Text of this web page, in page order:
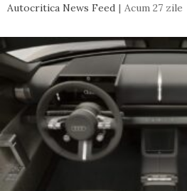
Autocritica News Feed Acum 27 zile